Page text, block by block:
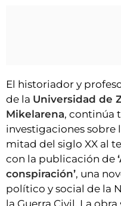
ESQUELAS
CLUB DEL
El historiador y
de la Universidad de
Mikelarena, continúa
investigaciones sobre
mitad del siglo XX al
con la publicación de
conspiración’, una
político y social de la
la Guerra Civil. La obra